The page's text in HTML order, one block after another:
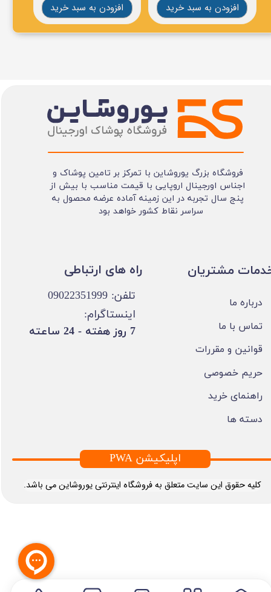
افزودن به سبد خرید افزودن به سبد خرید
فروشگاه بزرگ یوروشاین با تمرکز بر تامین پوشاک و
اجناس اورجینال اروپایی با قیمت مناسب با بیش از
پنج سال تجربه در این زمینه آماده عرضه محصول به
سراسر نقاط کشور خواهد بود
​کلیه حقوق این سایت متعلق به فروشگاه اینترنتی یوروشاین می باشد.
مشتریان
درباره ما
تماس با ما
قوانین و مقررات
حریم خصوصی
راهنمای خرید
دسته ها
تلفن: 09022351999
اینستاگرام:
​7 روز هفته - 24 ساعته ​​​​​​​
PWA اپلیکیشن
​​راه های ارتباطی